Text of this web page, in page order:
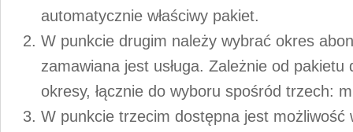
automatycznie właściwy pakiet.
W punkcie drugim należy wybrać okres
zamawiana jest usługa. Zależnie od
okresy, łącznie do wyboru spośród trzech:
W punkcie trzecim dostępna jest możliwość